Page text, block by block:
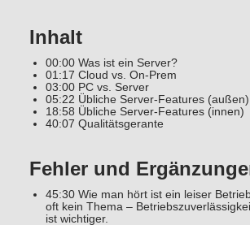
Inhalt
00:00 Was ist ein Server?
01:17 Cloud vs. On-Prem
03:00 PC vs. Server
05:22 Übliche Server-Features (außen)
18:58 Übliche Server-Features (innen)
40:07 Qualitätsgerante
Fehler und
45:30 Wie man hört ist ein leiser
oft kein Thema –
ist wichtiger.